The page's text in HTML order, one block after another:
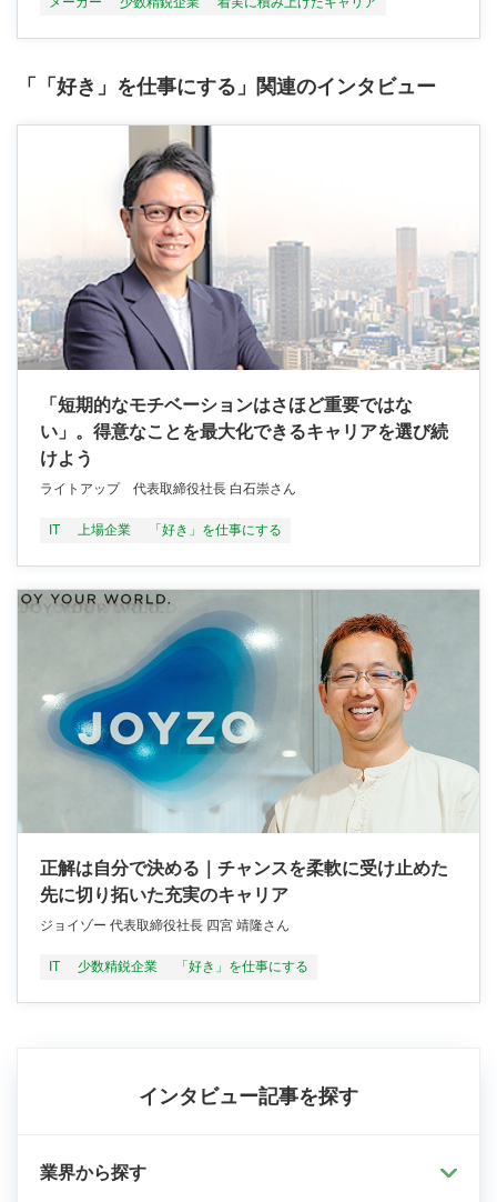
「「好き」を仕事にする」関連のインタビュー
「短期的なモチベーションはさほど重要ではな
い」。得意なことを最大化できるキャリアを選び続
けよう
ライトアップ 代表取締役社長 白石崇さん
IT 上場企業 「好き」を仕事にする
正解は自分で決める｜チャンスを柔軟に受け止めた
先に切り拓いた充実のキャリア
ジョイゾー 代表取締役社長 四宮 靖隆さん
IT 少数精鋭企業 「好き」を仕事にする
インタビュー記事を探す
業界から探す